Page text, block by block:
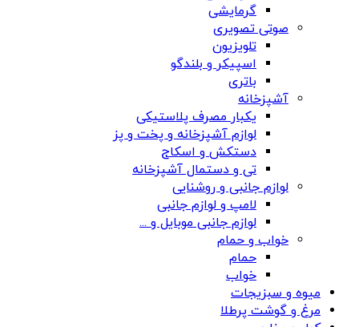
گرمایشی
صوتی تصویری
تلویزیون
اسپیکر و بلندگو
باتری
آشپزخانه
یکبار مصرف پلاستیکی
لوازم آشپزخانه و پخت و پز
دستکش و اسکاج
تی و دستمال آشپزخانه
لوازم جانبی و روشنایی
لامپ و لوازم جانبی
لوازم جانبی موبایل و ...
خواب و حمام
حمام
خواب
میوه و سبزیجات
مرغ و گوشت پرطلا